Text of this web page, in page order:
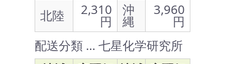
北陸
2,310
円
沖
縄
3,960
円
配送分類 … 七星化学研究所